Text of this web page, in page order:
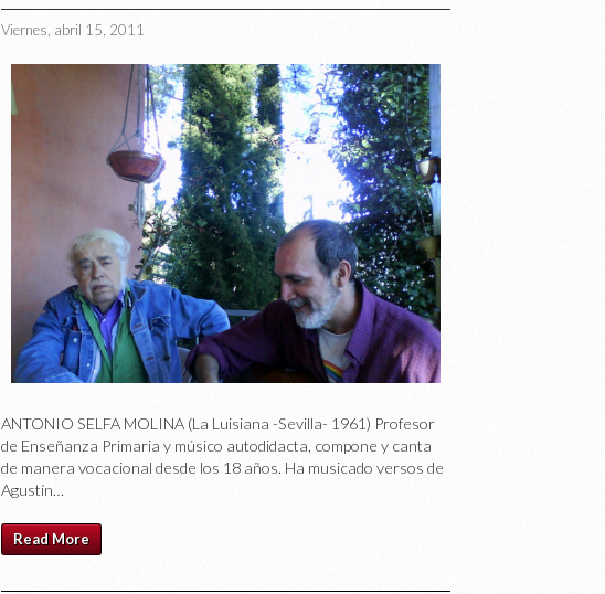
Viernes, abril 15, 2011
ANTONIO SELFA MOLINA (La Luisiana -Sevilla- 1961) Profesor
de Enseñanza Primaria y músico autodidacta, compone y canta
de manera vocacional desde los 18 años. Ha musicado versos de
Agustín…
Read More